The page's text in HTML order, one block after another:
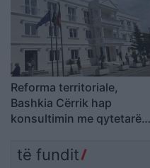
Reforma territoriale,
Bashkia Cërrik hap
konsultimin me qytetarët,
udhëhiqet nga nevojat e
të fundit